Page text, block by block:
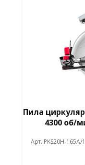
Пила
4300 об/
Арт. PKS20H-165A/1